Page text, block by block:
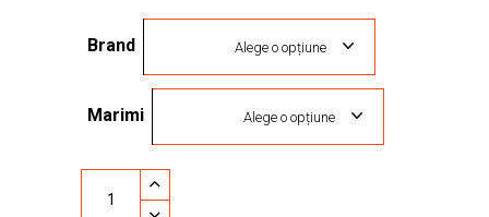
a
fost:
299,00 lei.
este:
229,00 lei.
Brand Alege o opțiune
Marimi Alege o opțiune
casual